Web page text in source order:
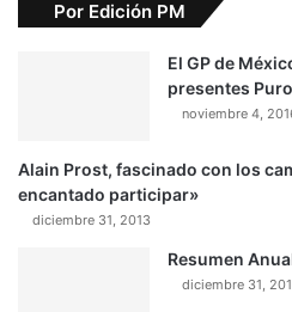
Por Edición PM
El GP de
presentes
noviembre 4,
Alain Prost, fascinado con los
encantado participar»
diciembre 31, 2013
Resumen
diciembre 31,